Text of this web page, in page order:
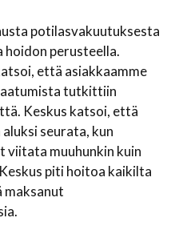
potilasvakuutuksesta
hoidon perusteella.
että asiakkaamme
tutkittiin
Keskus katsoi, että
seurata, kun
viitata muuhunkin kuin
piti hoitoa kaikilta
maksanut